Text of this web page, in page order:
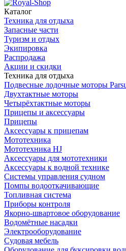
Каталог
Техника для отдыха
Запасные части
Туризм и отдых
Экипировка
Распродажа
Акции и скидки
Техника для отдыха
Подвесные лодочные моторы
Двухтактные моторы
Четырёхтактные моторы
Прицепы и аксессуары
Прицепы
Аксессуары к прицепам
Мототехника
Мототехника HJ
Аксессуары для мототехники
Аксессуары к водной технике
Системы управления судном
Помпы водооткачивающие
Топливная система
Приборы контроля
Якорно-швартовое оборудование
Водомётные насадки
Электрооборудование
Судовая мебель